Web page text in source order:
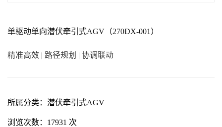
单驱动单向潜伏牵引式AGV（270DX-001）
精准高效 | 路径规划 | 协调联动
所属分类： 潜伏牵引式AGV
浏览次数： 17931 次